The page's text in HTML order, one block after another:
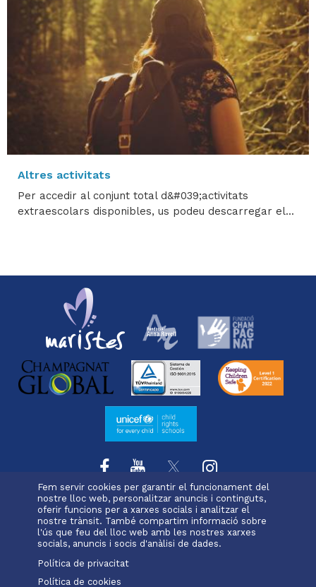
Altres activitats
Per accedir al conjunt total d&#039;activitats
extraescolars disponibles, us podeu descarregar el...
Fem servir cookies per garantir el funcionament del
nostre lloc web, personalitzar anuncis i continguts,
oferir funcions per a xarxes socials i analitzar el
nostre trànsit. També compartim informació sobre
l'ús que feu del lloc web amb les nostres xarxes
socials, anuncis i socis d'anàlisi de dades.
Política de privacitat
Política de cookies
Menu
footer
L'escola Projecte educatiu
Oferta educativa
Serveis i extraescolars
Pastoral Matrícula